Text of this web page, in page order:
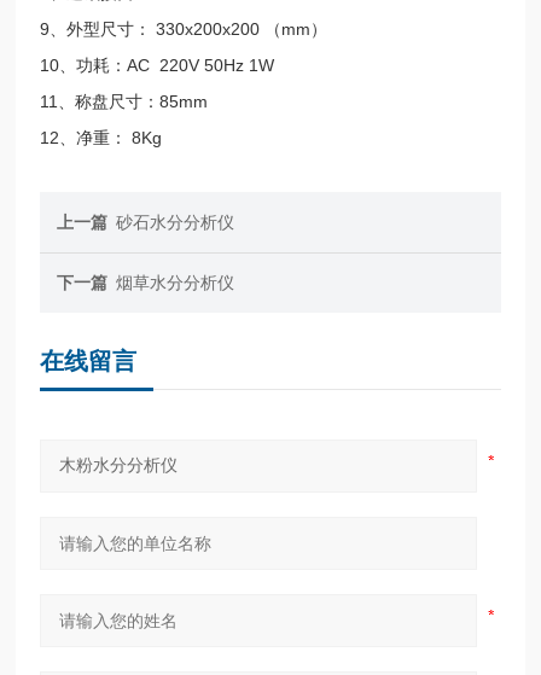
9、外型尺寸： 330x200x200 （mm）
10、功耗：AC 220V 50Hz 1W
11、称盘尺寸：85mm
12、净重： 8Kg
上一篇 砂石水分分析仪
下一篇 烟草水分分析仪
在线留言